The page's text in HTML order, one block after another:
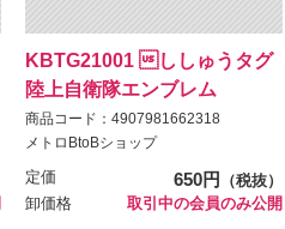
KBTG21001 ししゅうタグ
陸上自衛隊エンブレム
商品コード：4907981662318
メトロBtoBショップ
定価 650円
（税抜）
卸価格
取引中の会員のみ公開